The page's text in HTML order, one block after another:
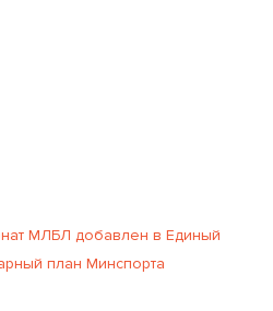
МЛБЛ добавлен в Единый
план Минспорта